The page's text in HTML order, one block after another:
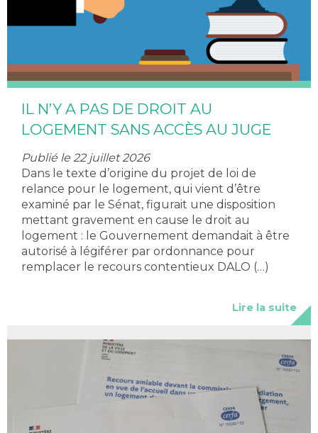
IL N’Y A PAS DE DROIT AU
LOGEMENT SANS ACCÈS AU JUGE
Publié le 22 juillet 2026
Dans le texte d’origine du projet de loi de
relance pour le logement, qui vient d’être
examiné par le Sénat, figurait une disposition
mettant gravement en cause le droit au
logement : le Gouvernement demandait à être
autorisé à légiférer par ordonnance pour
remplacer le recours contentieux DALO (…)
Lire la suite